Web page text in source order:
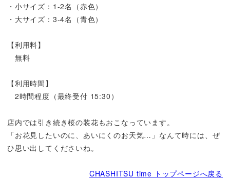
・小サイズ：1-2名（赤色）
・大サイズ：3-4名（青色）
【利用料】
無料
【利用時間】
2時間程度（最終受付 15:30）
店内では引き続き桜の装花もおこなっています。
「お花見したいのに、あいにくのお天気…」なんて時には、ぜ
ひ思い出してくださいね。
CHASHITSU time トップページへ戻る